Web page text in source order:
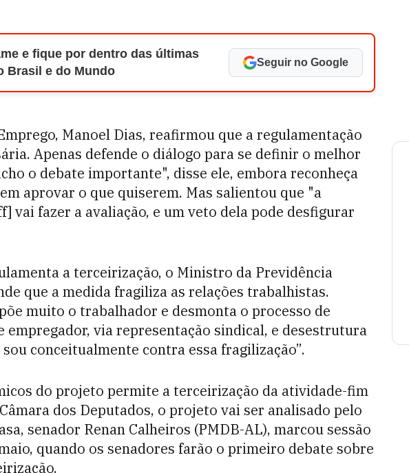
e fique por dentro das últimas
Brasil e do Mundo
Seguir no Google
Manoel Dias, reafirmou que a regulamentação
Apenas defende o diálogo para se definir o melhor
o debate importante", disse ele, embora reconheça
aprovar o que quiserem. Mas salientou que "a
vai fazer a avaliação, e um veto dela pode desfigurar
a terceirização, o Ministro da Previdência
que a medida fragiliza as relações trabalhistas.
muito o trabalhador e desmonta o processo de
empregador, via representação sindical, e desestrutura
conceitualmente contra essa fragilização”.
do projeto permite a terceirização da atividade-fim
dos Deputados, o projeto vai ser analisado pelo
senador Renan Calheiros (PMDB-AL), marcou sessão
quando os senadores farão o primeiro debate sobre